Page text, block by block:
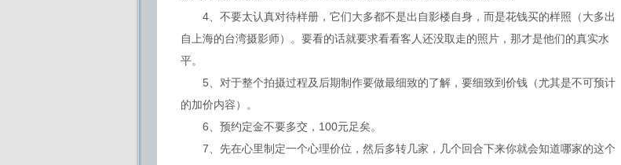
4、不要太认真对待样册，它们大多都不是出自影楼自身，而是花钱买的样照（大多出
自上海的台湾摄影师）。要看的话就要求看看客人还没取走的照片，那才是他们的真实水
平。
5、对于整个拍摄过程及后期制作要做最细致的了解，要细致到价钱（尤其是不可预计
的加价内容）。
6、预约定金不要多交，100元足矣。
7、先在心里制定一个心理价位，然后多转几家，几个回合下来你就会知道哪家的这个